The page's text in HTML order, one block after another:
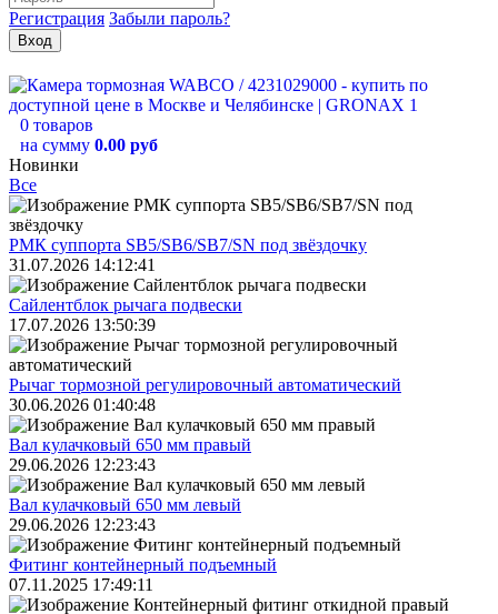
Регистрация Забыли пароль?
0 товаров
на сумму 0.00 руб
Новинки
Все
РМК суппорта SB5/SB6/SB7/SN под звёздочку
31.07.2026 14:12:41
Сайлентблок рычага подвески
17.07.2026 13:50:39
Рычаг тормозной регулировочный автоматический
30.06.2026 01:40:48
Вал кулачковый 650 мм правый
29.06.2026 12:23:43
Вал кулачковый 650 мм левый
29.06.2026 12:23:43
Фитинг контейнерный подъемный
07.11.2025 17:49:11